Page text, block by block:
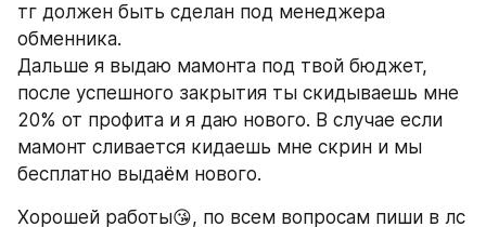
тг должен быть сделан под менеджера
обменника.
Дальше я выдаю мамонта под твой бюджет,
после успешного закрытия ты скидываешь мне
20% от профита и я даю нового. В случае если
мамонт сливается кидаешь мне скрин и мы
бесплатно выдаём нового.